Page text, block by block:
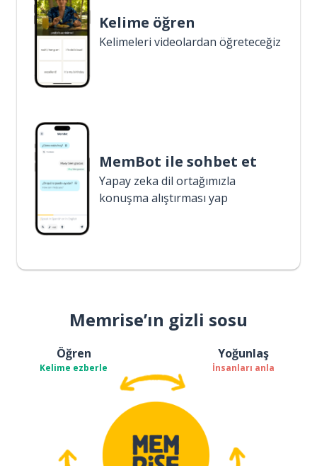
Kelime öğren
Kelimeleri videolardan öğreteceğiz
MemBot ile sohbet et
Yapay zeka dil ortağımızla
konuşma alıştırması yap
Memrise’ın gizli sosu
Öğren
Kelime ezberle
Yoğunlaş
İnsanları anla